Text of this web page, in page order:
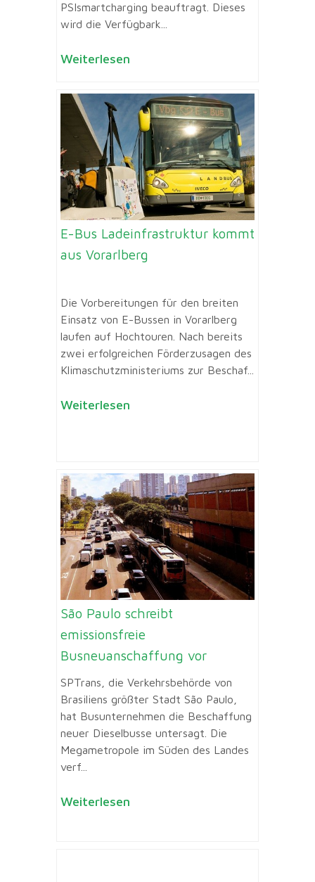
PSIsmartcharging beauftragt. Dieses
wird die Verfügbark...
Weiterlesen
E-Bus Ladeinfrastruktur kommt
aus Vorarlberg
Die Vorbereitungen für den breiten
Einsatz von E-Bussen in Vorarlberg
laufen auf Hochtouren. Nach bereits
zwei erfolgreichen Förderzusagen des
Klimaschutzministeriums zur Beschaf...
Weiterlesen
São Paulo schreibt
emissionsfreie
Busneuanschaffung vor
SPTrans, die Verkehrsbehörde von
Brasiliens größter Stadt São Paulo,
hat Busunternehmen die Beschaffung
neuer Dieselbusse untersagt. Die
Megametropole im Süden des Landes
verf...
Weiterlesen